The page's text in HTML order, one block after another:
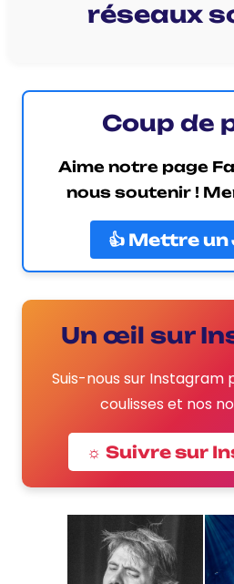
réseaux
Coup de
Aime notre page
nous soutenir !
👍 Mettre un
Un œil sur
Suis-nous sur Instagram
coulisses et nos
☼ Suivre sur